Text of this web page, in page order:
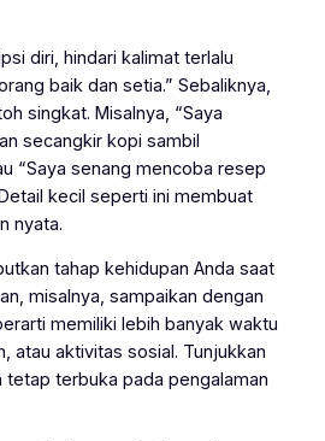
diri, hindari kalimat terlalu
baik dan setia.” Sebaliknya,
singkat. Misalnya, “Saya
secangkir kopi sambil
“Saya senang mencoba resep
kecil seperti ini membuat
nyata.
tahap kehidupan Anda saat
misalnya, sampaikan dengan
memiliki lebih banyak waktu
atau aktivitas sosial. Tunjukkan
tetap terbuka pada pengalaman